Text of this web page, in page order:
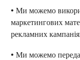
• Ми можемо
маркетингових
рекламних
• Ми можемо